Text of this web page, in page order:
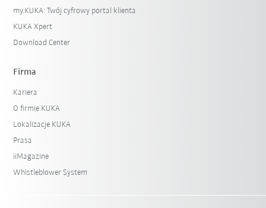
my.KUKA: Twój cyfrowy portal klienta
KUKA Xpert
Download Center
Firma
Kariera
O firmie KUKA
Lokalizacje KUKA
Prasa
iiMagazine
Whistleblower System